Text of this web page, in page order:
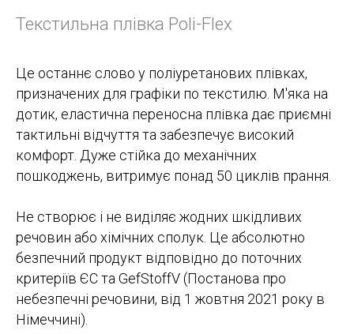
Текстильна плівка Poli-Flex
Це останнє слово у поліуретанових плівках,
призначених для графіки по текстилю. М'яка на
дотик, еластична переносна плівка дає приємні
тактильні відчуття та забезпечує високий
комфорт. Дуже стійка до механічних
пошкоджень, витримує понад 50 циклів прання.
Не створює і не виділяє жодних шкідливих
речовин або хімічних сполук. Це абсолютно
безпечний продукт відповідно до поточних
критеріїв ЄС та GefStoffV (Постанова про
небезпечні речовини, від 1 жовтня 2021 року в
Німеччині).